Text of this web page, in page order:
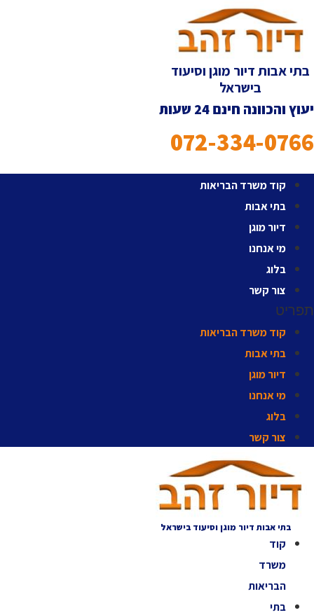
לתוכן
בתי אבות דיור מוגן וסיעוד
בישראל
יעוץ והכוונה חינם 24 שעות
072-334-0766
קוד משרד הבריאות
בתי אבות
דיור מוגן
מי אנחנו
בלוג
צור קשר
תפריט
קוד משרד הבריאות
בתי אבות
דיור מוגן
מי אנחנו
בלוג
צור קשר
בתי אבות דיור מוגן וסיעוד בישראל
קוד
משרד
הבריאות
בתי